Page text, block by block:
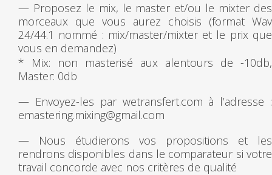
— Proposez le mix, le master et/ou le mixter des
morceaux que vous aurez choisis (format Wav
24/44.1 nommé : mix/master/mixter et le prix que
vous en demandez)
* Mix: non masterisé aux alentours de -10db,
Master: 0db
— Envoyez-les par wetransfert.com à l’adresse :
emastering.mixing@gmail.com
— Nous étudierons vos propositions et les
rendrons disponibles dans le comparateur si votre
travail concorde avec nos critères de qualité